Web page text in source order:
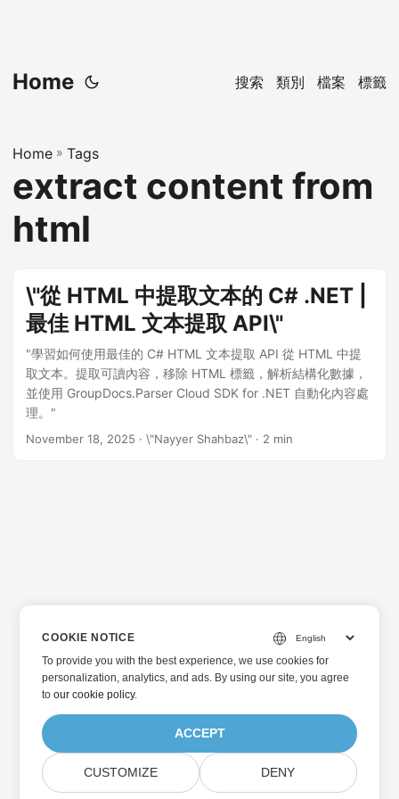
Home 搜索 類別 檔案 標籤
Home » Tags
extract content from
html
\"從 HTML 中提取文本的 C# .NET |
最佳 HTML 文本提取 API\"
"學習如何使用最佳的 C# HTML 文本提取 API 從 HTML 中提
取文本。提取可讀內容，移除 HTML 標籤，解析結構化數據，
並使用 GroupDocs.Parser Cloud SDK for .NET 自動化內容處
理。"
November 18, 2025 · \"Nayyer Shahbaz\" · 2 min
COOKIE NOTICE
To provide you with the best experience, we use cookies for
personalization, analytics, and ads. By using our site, you agree
toour cookie policy.
ACCEPT
CUSTOMIZE DENY